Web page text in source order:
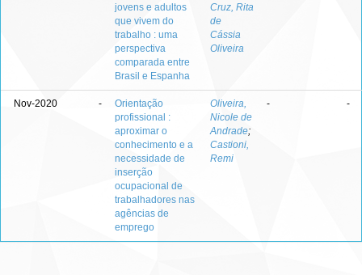
jovens e adultos
que vivem do
trabalho : uma
perspectiva
comparada entre
Brasil e Espanha
Cruz, Rita
de
Cássia
Oliveira
Nov-2020 -
Orientação
profissional :
aproximar o
conhecimento e a
necessidade de
inserção
ocupacional de
trabalhadores nas
agências de
emprego
Oliveira,
Nicole de
Andrade;
Castioni,
Remi
- -